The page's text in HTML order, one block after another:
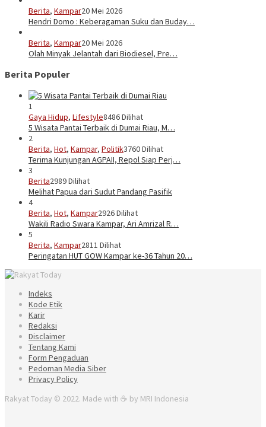
Berita, Kampar20 Mei 2026
Hendri Domo : Keberagaman Suku dan Buday…
Berita, Kampar20 Mei 2026
Olah Minyak Jelantah dari Biodiesel, Pre…
Berita Populer
1
Gaya Hidup, Lifestyle8486 Dilihat
5 Wisata Pantai Terbaik di Dumai Riau, M…
2
Berita, Hot, Kampar, Politik3760 Dilihat
Terima Kunjungan AGPAII, Repol Siap Perj…
3
Berita2989 Dilihat
Melihat Papua dari Sudut Pandang Pasifik
4
Berita, Hot, Kampar2926 Dilihat
Wakili Radio Swara Kampar, Ari Amrizal R…
5
Berita, Kampar2811 Dilihat
Peringatan HUT GOW Kampar ke-36 Tahun 20…
Indeks
Kode Etik
Karir
Redaksi
Disclaimer
Tentang Kami
Form Pengaduan
Pedoman Media Siber
Privacy Policy
Rakyat Today © 2022. Made with ☕ by MRI Indonesia